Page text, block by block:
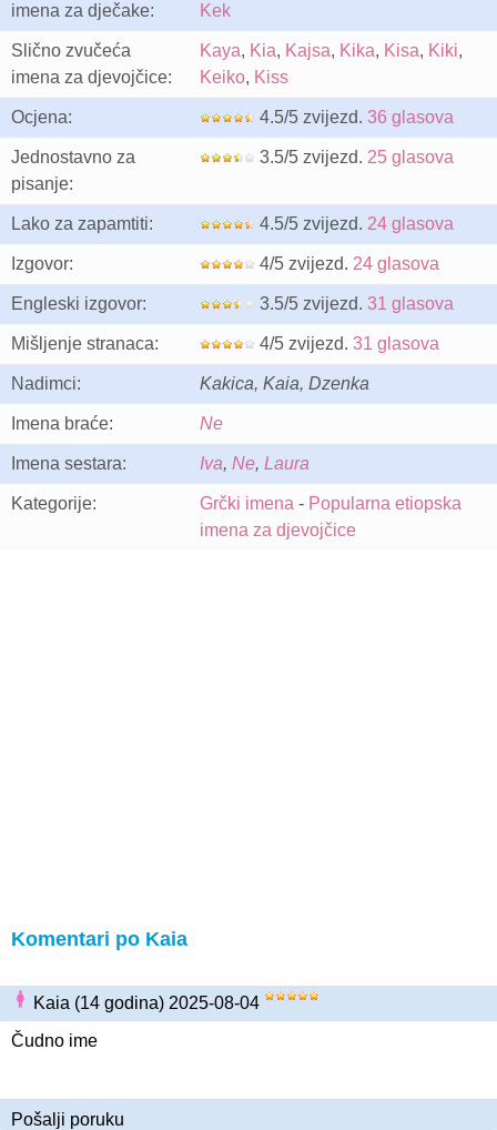
imena za dječake:
Kek
Slično zvučeća
imena za djevojčice:
Kaya, Kia, Kajsa, Kika, Kisa, Kiki,
Keiko, Kiss
Ocjena: 4.5/5 zvijezd. 36 glasova
Jednostavno za
pisanje:
3.5/5 zvijezd. 25 glasova
Lako za zapamtiti: 4.5/5 zvijezd. 24 glasova
Izgovor: 4/5 zvijezd. 24 glasova
Engleski izgovor: 3.5/5 zvijezd. 31 glasova
Mišljenje stranaca: 4/5 zvijezd. 31 glasova
Nadimci: Kakica, Kaia, Dzenka
Imena braće: Ne
Imena sestara: Iva, Ne, Laura
Kategorije: Grčki imena - Popularna etiopska
imena za djevojčice
Komentari po Kaia
Kaia (14 godina) 2025-08-04
Čudno ime
Pošalji poruku